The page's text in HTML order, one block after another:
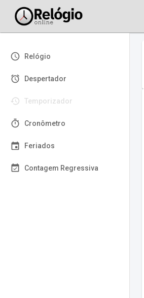
Relógio
Despertador
Temporizador
Cronômetro
Feriados
Contagem Regressiva